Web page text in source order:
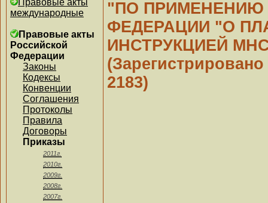
Правовые акты
международные
Правовые акты
Российской
Федерации
Законы
Кодексы
Конвенции
Соглашения
Протоколы
Правила
Договоры
Приказы
2011г.
2010г.
2009г.
2008г.
2007г.
"ПО ПРИМЕНЕНИЮ
ФЕДЕРАЦИИ "О
ИНСТРУКЦИЕЙ МНС
2183)